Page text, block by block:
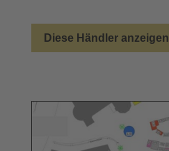
Diese Händler anzeigen